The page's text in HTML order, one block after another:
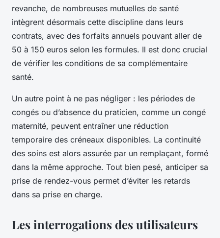
revanche, de nombreuses mutuelles de santé
intègrent désormais cette discipline dans leurs
contrats, avec des forfaits annuels pouvant aller de
50 à 150 euros selon les formules. Il est donc crucial
de vérifier les conditions de sa complémentaire
santé.
Un autre point à ne pas négliger : les périodes de
congés ou d’absence du praticien, comme un congé
maternité, peuvent entraîner une réduction
temporaire des créneaux disponibles. La continuité
des soins est alors assurée par un remplaçant, formé
dans la même approche. Tout bien pesé, anticiper sa
prise de rendez-vous permet d’éviter les retards
dans sa prise en charge.
Les interrogations des utilisateurs